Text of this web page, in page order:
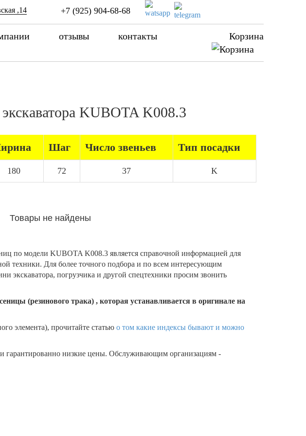
,14 +7 (925) 904-68-68
отзывы контакты Корзина
KUBOTA K008.3
Шаг Число звеньев Тип посадки
180 72 37 K
Товары не найдены
по модели KUBOTA K008.3 является справочной информацией для
техники. Для более точного подбора и по всем интересующим
экскаватора, погрузчика и другой спецтехники просим звонить
(резинового трака) , которая устанавливается в оригинале на
элемента), прочитайте статью о том какие индексы бывают и можно
гарантированно низкие цены. Обслуживающим организациям -